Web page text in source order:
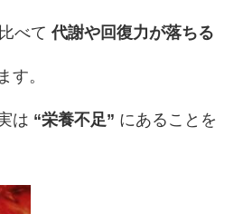
べて代謝や回復力が落ちる
す。
は “栄養不足” にあることを